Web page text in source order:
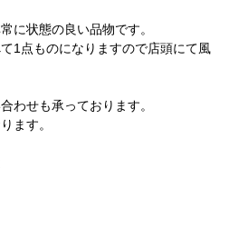
に状態の良い品物です。
1点ものになりますので店頭にて風
わせも承っております。
ます。